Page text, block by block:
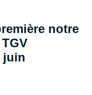
notre
juin